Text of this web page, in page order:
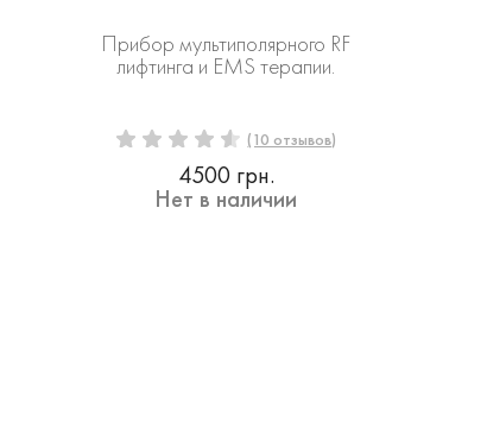
Прибор мультиполярного RF
лифтинга и EMS терапии.
(10 отзывов)
4500 грн.
Нет в наличии